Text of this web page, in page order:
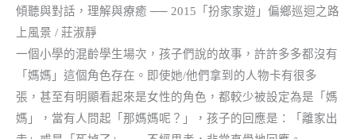
傾聽與對話，理解與療癒 ── 2015「扮家家遊」偏鄉巡迴之路
上風景 / 莊淑靜
一個小學的混齡學生場次，孩子們說的故事，許許多多都沒有
「媽媽」這個角色存在。即使她/他們拿到的人物卡有很多
張，甚至有明顯看起來是女性的角色，都較少被設定為是「媽
媽」，當有人問起「那媽媽呢？」，孩子的回應是：「離家出